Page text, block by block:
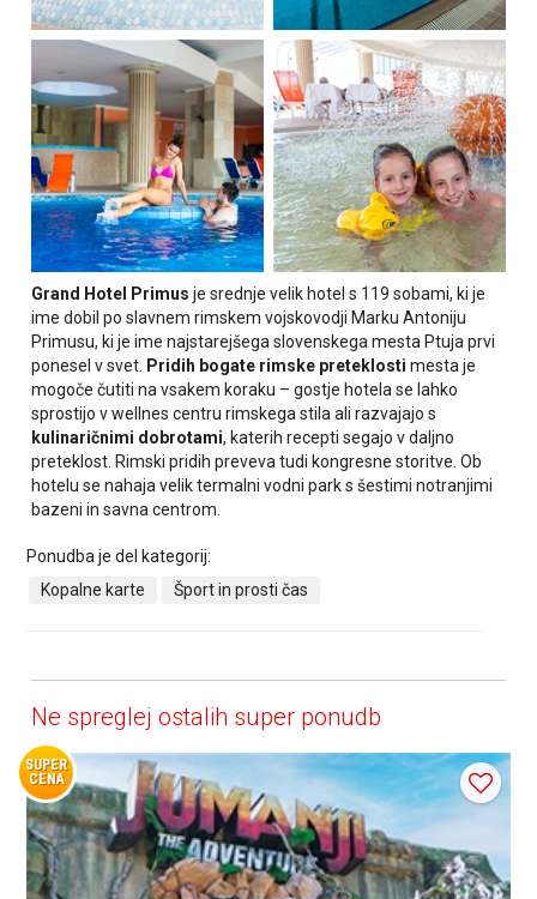
Grand Hotel Primus je srednje velik hotel s 119 sobami, ki je
ime dobil po slavnem rimskem vojskovodji Marku Antoniju
Primusu, ki je ime najstarejšega slovenskega mesta Ptuja prvi
ponesel v svet. Pridih bogate rimske preteklosti mesta je
mogoče čutiti na vsakem koraku – gostje hotela se lahko
sprostijo v wellnes centru rimskega stila ali razvajajo s
kulinaričnimi dobrotami, katerih recepti segajo v daljno
preteklost. Rimski pridih preveva tudi kongresne storitve. Ob
hotelu se nahaja velik termalni vodni park s šestimi notranjimi
bazeni in savna centrom.
Ponudba je del kategorij:
Kopalne karte
Šport in prosti čas
Ne spreglej ostalih super ponudb
SUPER
CENA